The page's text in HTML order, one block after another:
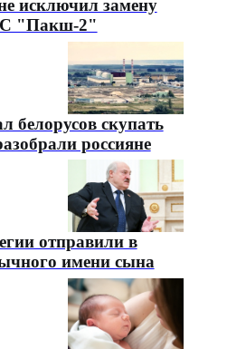
исключил замену
"Пакш-2"
белорусов скупать
россияне
отправили в
имени сына